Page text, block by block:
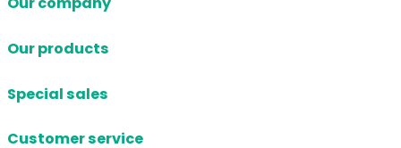
Our products
Special sales
Customer service